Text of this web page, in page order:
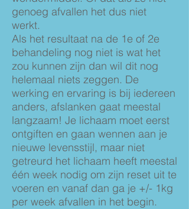
genoeg afvallen het dus niet
werkt.
Als het resultaat na de 1e of 2e
behandeling nog niet is wat het
zou kunnen zijn dan wil dit nog
helemaal niets zeggen. De
werking en ervaring is bij iedereen
anders, afslanken gaat meestal
langzaam! Je lichaam moet eerst
ontgiften en gaan wennen aan je
nieuwe levensstijl, maar niet
getreurd het lichaam heeft meestal
één week nodig om zijn reset uit te
voeren en vanaf dan ga je +/- 1kg
per week afvallen in het begin.